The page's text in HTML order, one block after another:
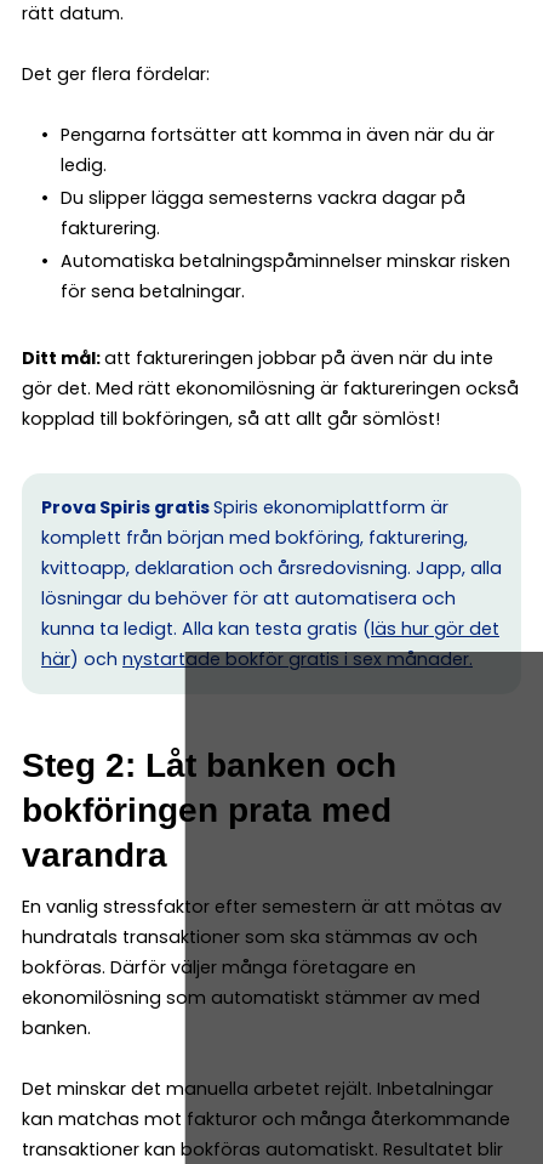
rätt datum.
Det ger flera fördelar:
Pengarna fortsätter att komma in även när du är
ledig.
Du slipper lägga semesterns vackra dagar på
fakturering.
Automatiska betalningspåminnelser minskar risken
för sena betalningar.
Ditt mål:att faktureringen jobbar på även när du inte
gör det. Med rätt ekonomilösning är faktureringen också
kopplad till bokföringen, så att allt går sömlöst!
Prova Spiris gratisSpiris ekonomiplattform är
komplett från början med bokföring, fakturering,
kvittoapp, deklaration och årsredovisning. Japp, alla
lösningar du behöver för att automatisera och
kunna ta ledigt. Alla kan testa gratis (läs hur gör det
här) och nystartade bokför gratis i sex månader.
Steg 2: Låt banken och
bokföringen prata med
varandra
En vanlig stressfaktor efter semestern är att mötas av
hundratals transaktioner som ska stämmas av och
bokföras. Därför väljer många företagare en
ekonomilösning som automatiskt stämmer av med
banken.
Det minskar det manuella arbetet rejält. Inbetalningar
kan matchas mot fakturor och många återkommande
transaktioner kan bokföras automatiskt. Resultatet blir